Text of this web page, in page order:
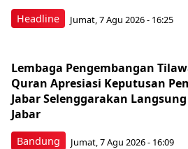
Headline Jumat, 7 Agu 2026 - 16:25
Bandung
Lembaga Pengembangan
Quran Apresiasi Keputusan
Jabar Selenggarakan Langsung
Jabar
Jumat, 7 Agu 2026 - 16:09